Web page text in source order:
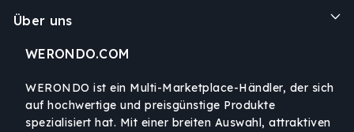
Über uns
WERONDO.COM
WERONDO ist ein Multi-Marketplace-Händler, der sich
auf hochwertige und preisgünstige Produkte
spezialisiert hat. Mit einer breiten Auswahl, attraktiven